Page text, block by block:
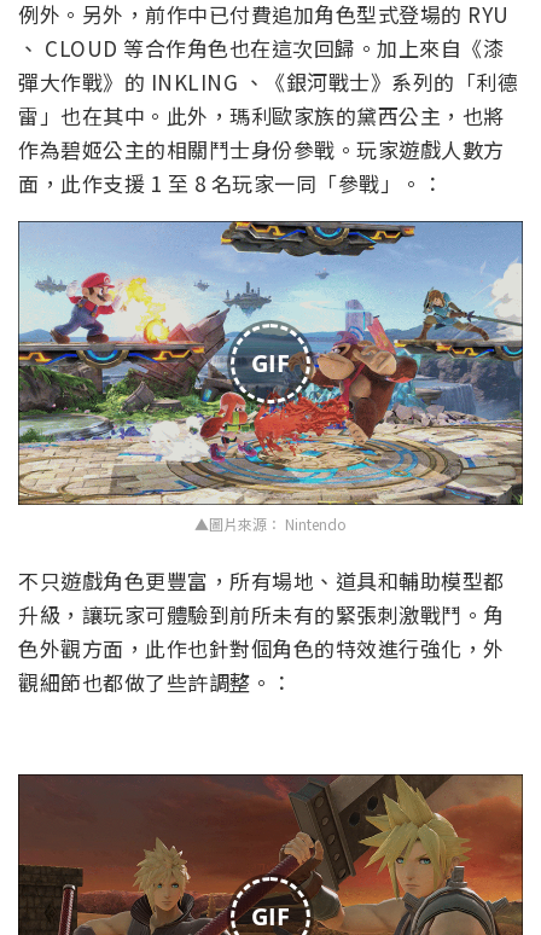
例外。另外，前作中已付費追加角色型式登場的 RYU
、 CLOUD 等合作角色也在這次回歸。加上來自《漆
彈大作戰》的 INKLING 、《銀河戰士》系列的「利德
雷」也在其中。此外，瑪利歐家族的黛西公主，也將
作為碧姬公主的相關鬥士身份參戰。玩家遊戲人數方
面，此作支援 1 至 8 名玩家一同「參戰」。：
GIF
▲圖片來源： Nintendo
不只遊戲角色更豐富，所有場地、道具和輔助模型都
升級，讓玩家可體驗到前所未有的緊張刺激戰鬥。角
色外觀方面，此作也針對個角色的特效進行強化，外
觀細節也都做了些許調整。：
GIF